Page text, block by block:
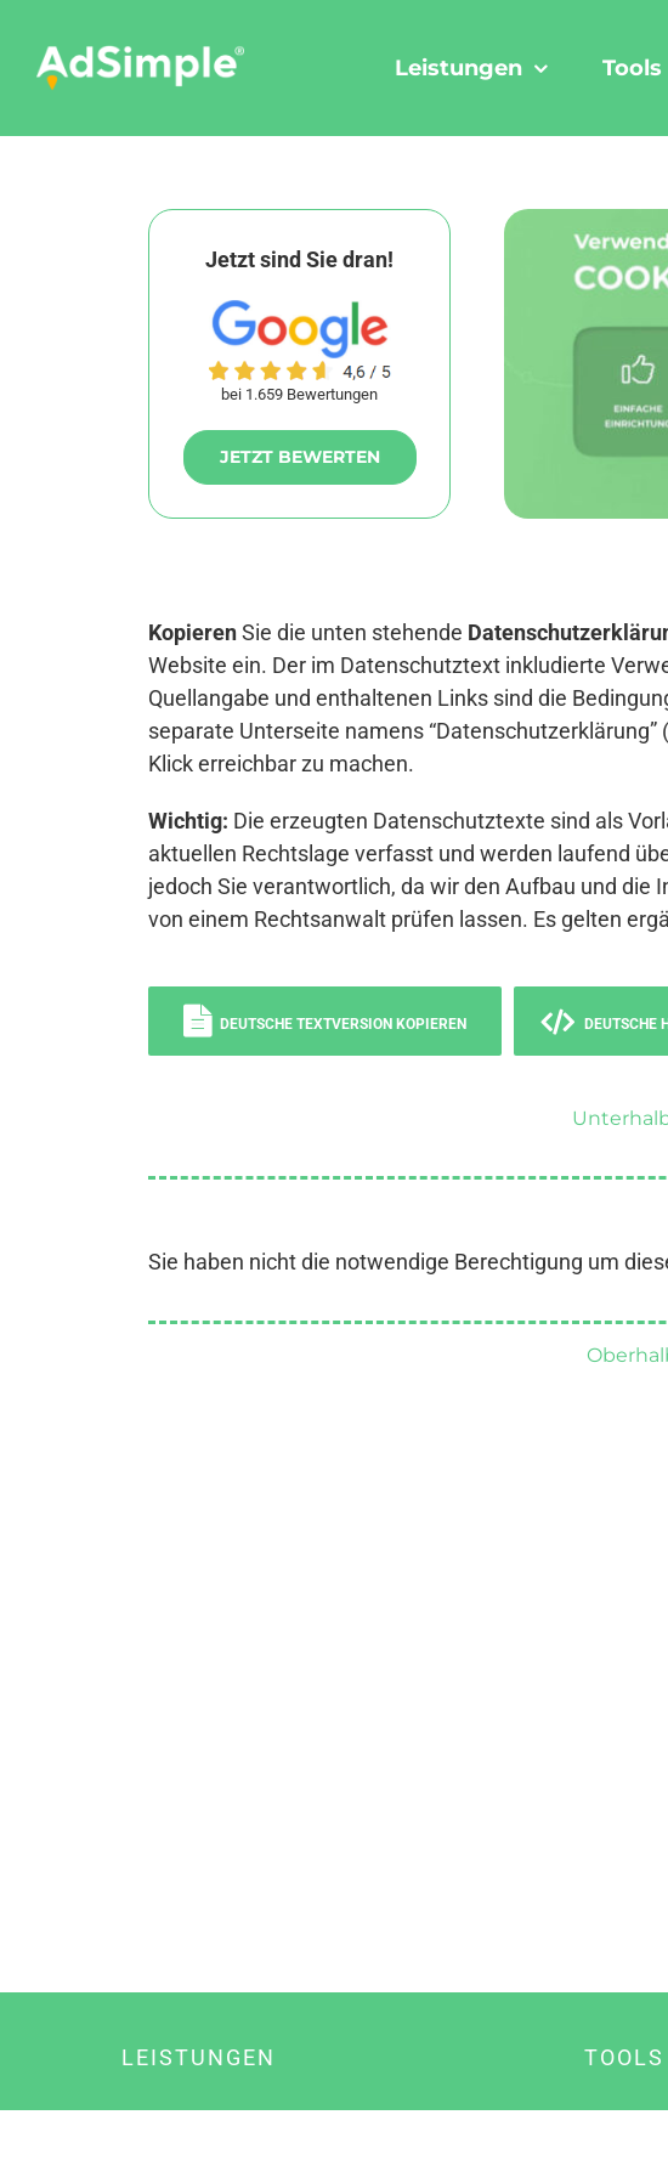
content
Leistungen Tools
Jetzt sind Sie dran!
bei 1.659 Bewertungen
JETZT BEWERTEN
KopierenSie die unten stehende
Website ein. Der im Datenschutztext inkludierte
Quellangabe und enthaltenen Links sind die
separate Unterseite namens
Klick erreichbar zu machen.
Wichtig: Die erzeugten Datenschutztexte sind als
aktuellen Rechtslage verfasst und werden laufend
jedoch Sie verantwortlich, da wir den Aufbau und
von einem Rechtsanwalt prüfen lassen. Es gelten
DEUTSCHE TEXTVERSION KOPIEREN DEUTSCHE
Sie haben nicht die notwendige Berechtigung um
LEISTUNGEN TOOLS